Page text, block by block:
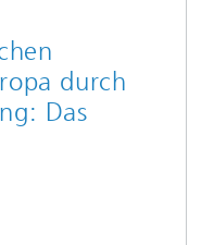
durch
Das